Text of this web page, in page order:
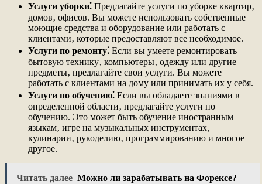
Услуги уборки⁚ Предлагайте услуги по уборке квартир‚
домов‚ офисов. Вы можете использовать собственные
моющие средства и оборудование или работать с
клиентами‚ которые предоставляют все необходимое.
Услуги по ремонту⁚ Если вы умеете ремонтировать
бытовую технику‚ компьютеры‚ одежду или другие
предметы‚ предлагайте свои услуги. Вы можете
работать с клиентами на дому или принимать их у себя.
Услуги по обучению⁚ Если вы обладаете знаниями в
определенной области‚ предлагайте услуги по
обучению. Это может быть обучение иностранным
языкам‚ игре на музыкальных инструментах‚
кулинарии‚ рукоделию‚ программированию и многое
другое.
Читать далее Можно ли зарабатывать на Форексе?